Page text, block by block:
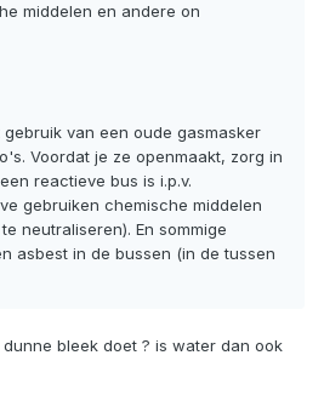
middelen en andere on
van een oude gasmasker
Voordat je ze openmaakt, zorg in
reactieve bus is i.p.v.
gebruiken chemische middelen
neutraliseren). En sommige
asbest in de bussen (in de tussen
bleek doet ? is water dan ook